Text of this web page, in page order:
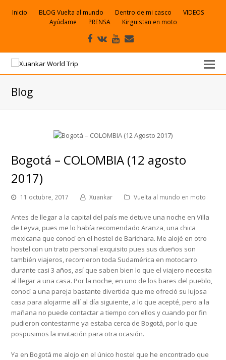
Inicio BLOG Vuelta al mundo Dentro de mi casco
VIDEOS
Ayúdame
PRENSA Kirguistan en moto
Facebook
VK Youtube
electrónico
Blog
Bogotá – COLOMBIA (12 agosto
2017)
11 octubre, 2017 Xuankar Vuelta al mundo en moto
Antes de llegar a la capital del país me detuve una noche en Villa
de Leyva, pues me lo había recomendado Aranza, una chica
mexicana que conocí en el hostel de Barichara. Me alojé en otro
hostel con un trato personal exquisito pues sus dueños son
también viajeros, recorrieron toda Sudamérica en motocarro
durante casi 3 años, así que saben bien lo que el viajero necesita
al llegar a una casa. Por la noche, en uno de los bares del pueblo,
conocí a una pareja bastante divertida que me ofreció su lujosa
casa para alojarme allí al día siguiente, a lo que acepté, pero a la
mañana no puede contactar a tiempo con ellos y cuando por fin
pudieron contestarme ya estaba cerca de Bogotá, por lo que
pospusimos la invitación para otra ocasión.
Ya en Bogotá me alojo en el único hostel que he encontrado que